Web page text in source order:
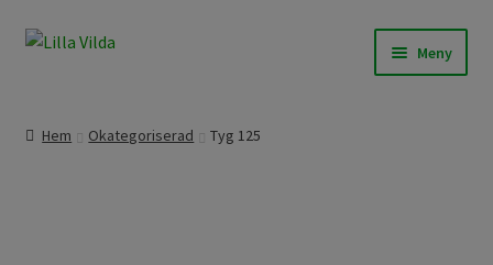
Hoppa
Hoppa
Meny
Hem Okategoriserad Tyg 125